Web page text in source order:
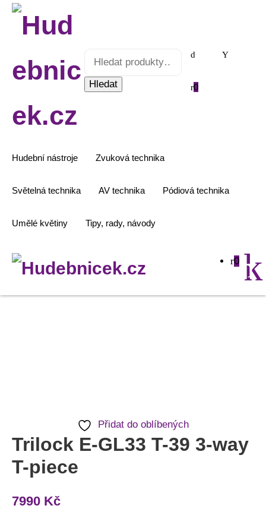
Hledat:
Hledat 0
Hudební nástroje Zvuková technika
Světelná technika AV technika Pódiová technika
Umělé květiny Tipy, rady, návody
0
Přidat do oblíbených
Trilock E-GL33 T-39 3-way
T-piece
7990 Kč
piece
množství